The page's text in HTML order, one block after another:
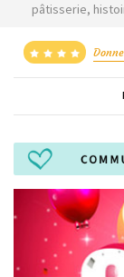
pâtisserie,